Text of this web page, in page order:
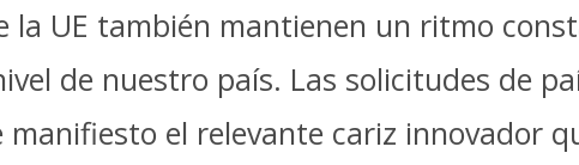
la UE también mantienen un ritmo
de nuestro país. Las solicitudes de
manifiesto el relevante cariz innovador